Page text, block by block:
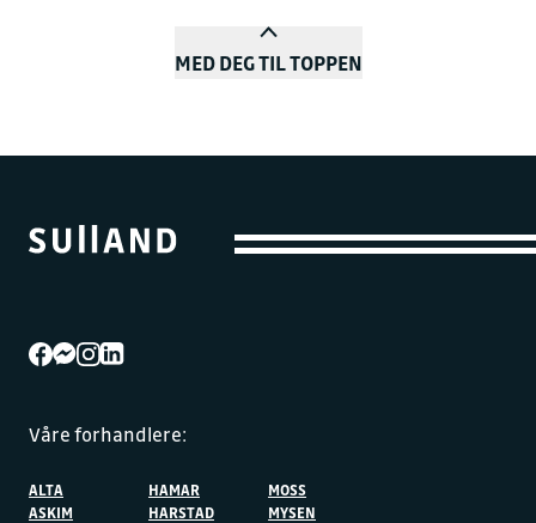
MED DEG TIL TOPPEN
Våre forhandlere:
ALTA
ASKIM
HAMAR
HARSTAD
MOSS
MYSEN